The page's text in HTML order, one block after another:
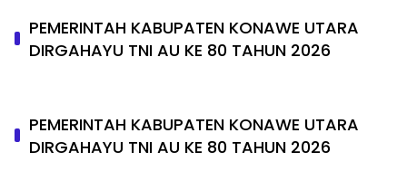
PEMERINTAH KABUPATEN KONAWE UTARA
DIRGAHAYU TNI AU KE 80 TAHUN 2026
PEMERINTAH KABUPATEN KONAWE UTARA
DIRGAHAYU TNI AU KE 80 TAHUN 2026